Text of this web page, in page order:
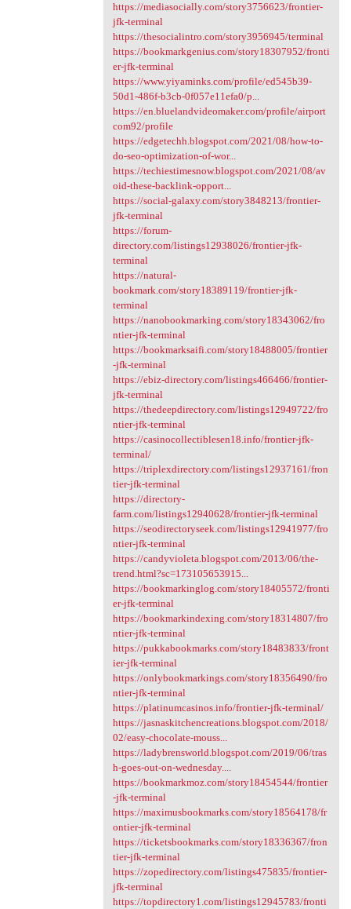
https://mediasocially.com/story3756623/frontier-
jfk-terminal
https://thesocialintro.com/story3956945/terminal
https://bookmarkgenius.com/story18307952/fronti
er-jfk-terminal
https://www.yiyaminks.com/profile/ed545b39-
50d1-486f-b3cb-0f057e11efa0/p...
https://en.bluelandvideomaker.com/profile/airport
com92/profile
https://edgetechh.blogspot.com/2021/08/how-to-
do-seo-optimization-of-wor...
https://techiestimesnow.blogspot.com/2021/08/av
oid-these-backlink-opport...
https://social-galaxy.com/story3848213/frontier-
jfk-terminal
https://forum-
directory.com/listings12938026/frontier-jfk-
terminal
https://natural-
bookmark.com/story18389119/frontier-jfk-
terminal
https://nanobookmarking.com/story18343062/fro
ntier-jfk-terminal
https://bookmarksaifi.com/story18488005/frontier
-jfk-terminal
https://ebiz-directory.com/listings466466/frontier-
jfk-terminal
https://thedeepdirectory.com/listings12949722/fro
ntier-jfk-terminal
https://casinocollectiblesen18.info/frontier-jfk-
terminal/
https://triplexdirectory.com/listings12937161/fron
tier-jfk-terminal
https://directory-
farm.com/listings12940628/frontier-jfk-terminal
https://seodirectoryseek.com/listings12941977/fro
ntier-jfk-terminal
https://candyvioleta.blogspot.com/2013/06/the-
trend.html?sc=173105653915...
https://bookmarkinglog.com/story18405572/fronti
er-jfk-terminal
https://bookmarkindexing.com/story18314807/fro
ntier-jfk-terminal
https://pukkabookmarks.com/story18483833/front
ier-jfk-terminal
https://onlybookmarkings.com/story18356490/fro
ntier-jfk-terminal
https://platinumcasinos.info/frontier-jfk-terminal/
https://jasnaskitchencreations.blogspot.com/2018/
02/easy-chocolate-mouss...
https://ladybrensworld.blogspot.com/2019/06/tras
h-goes-out-on-wednesday....
https://bookmarkmoz.com/story18454544/frontier
-jfk-terminal
https://maximusbookmarks.com/story18564178/fr
ontier-jfk-terminal
https://ticketsbookmarks.com/story18336367/fron
tier-jfk-terminal
https://zopedirectory.com/listings475835/frontier-
jfk-terminal
https://topdirectory1.com/listings12945783/fronti